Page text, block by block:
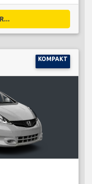
KOMPAKT